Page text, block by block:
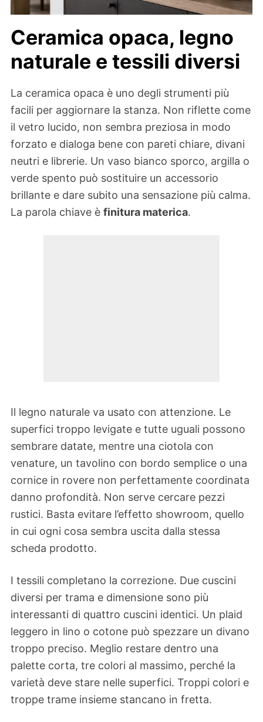
Ceramica opaca, legno
naturale e tessili diversi
La ceramica opaca è uno degli strumenti più
facili per aggiornare la stanza. Non riflette come
il vetro lucido, non sembra preziosa in modo
forzato e dialoga bene con pareti chiare, divani
neutri e librerie. Un vaso bianco sporco, argilla o
verde spento può sostituire un accessorio
brillante e dare subito una sensazione più calma.
La parola chiave è finitura materica.
Il legno naturale va usato con attenzione. Le
superfici troppo levigate e tutte uguali possono
sembrare datate, mentre una ciotola con
venature, un tavolino con bordo semplice o una
cornice in rovere non perfettamente coordinata
danno profondità. Non serve cercare pezzi
rustici. Basta evitare l’effetto showroom, quello
in cui ogni cosa sembra uscita dalla stessa
scheda prodotto.
I tessili completano la correzione. Due cuscini
diversi per trama e dimensione sono più
interessanti di quattro cuscini identici. Un plaid
leggero in lino o cotone può spezzare un divano
troppo preciso. Meglio restare dentro una
palette corta, tre colori al massimo, perché la
varietà deve stare nelle superfici. Troppi colori e
troppe trame insieme stancano in fretta.